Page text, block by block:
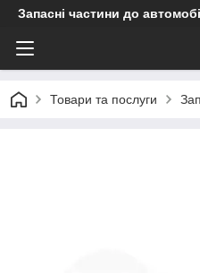
Запасні частини до
Товари та послуги